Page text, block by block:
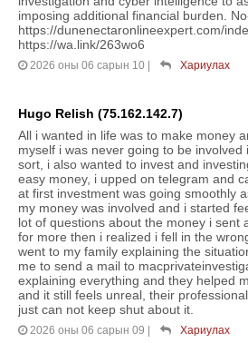
imposing additional financial burden.
https://dunenectaronlineexpert.com/
https://wa.link/263wo6
2026 оны 06 сарын 10 Хариулах
Hugo Relish (75.162.142.7)
All i wanted in life was to make money
myself i was never going to be
sort, i also wanted to invest and
easy money, i upped on telegram and
at first investment was going smoothly
my money was involved and i started
lot of questions about the money i sent
for more then i realized i fell in the
went to my family explaining the
me to send a mail to
explaining everything and they helped
and it still feels unreal, their
just can not keep shut about it.
2026 оны 06 сарын 09 Хариулах